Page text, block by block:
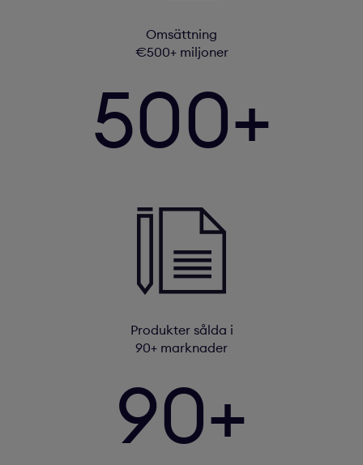
Omsättning
€500+ miljoner
500+
Produkter sålda i
90+ marknader
90+